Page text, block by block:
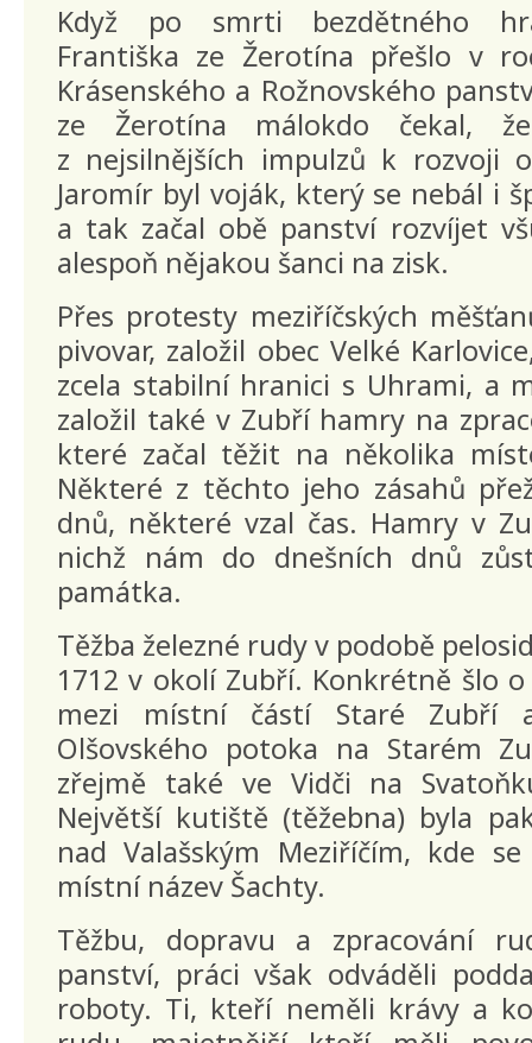
Když po smrti bezdětného
Františka ze Žerotína přešlo v
Krásenského a Rožnovského
ze Žerotína málokdo čekal,
z nejsilnějších impulzů k rozvoji
Jaromír byl voják, který se nebál i
a tak začal obě panství rozvíjet
alespoň nějakou šanci na zisk.
Přes protesty meziříčských
pivovar, založil obec Velké
zcela stabilní hranici s Uhrami, a
založil také v Zubří hamry na
které začal těžit na několika
Některé z těchto jeho zásahů
dnů, některé vzal čas. Hamry v
nichž nám do dnešních dnů
památka.
Těžba železné rudy v podobě
1712 v okolí Zubří. Konkrétně šlo
mezi místní částí Staré Zubří
Olšovského potoka na Starém
zřejmě také ve Vidči na
Největší kutiště (těžebna) byla
nad Valašským Meziříčím, kde
místní název Šachty.
Těžbu, dopravu a zpracování
panství, práci však odváděli
roboty. Ti, kteří neměli krávy a